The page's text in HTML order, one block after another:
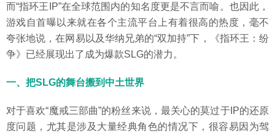
而“指环王IP”在全球范围内的知名度更是不言而喻。也因此，
游戏自首曝以来就在各个主流平台上有着很高的热度，毫不
夸张地说，在网易以及华纳兄弟的“双加持”下，《指环王：纷
争》已经展现出了成为爆款SLG的潜力。
一、把SLG的舞台搬到中土世界
对于喜欢“魔戒三部曲”的粉丝来说，最关心的莫过于IP的还原
度问题，尤其是涉及大量经典角色的情况下，很容易因为驾